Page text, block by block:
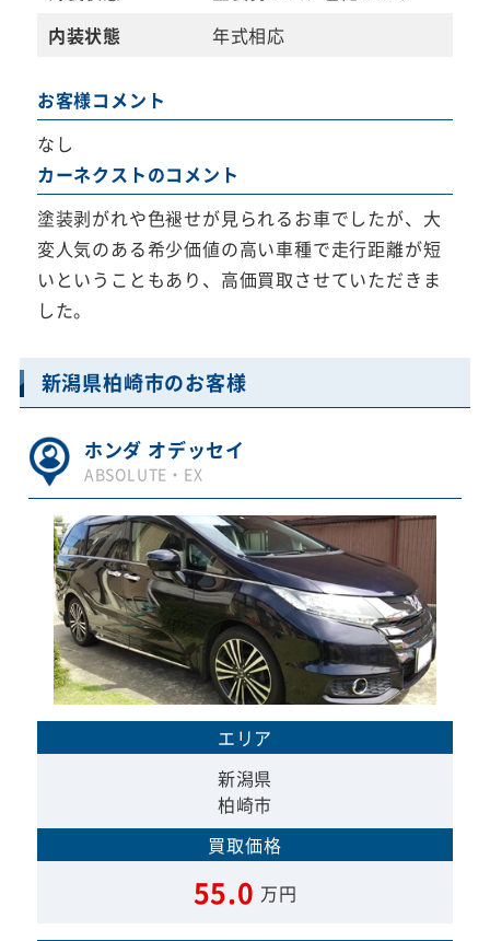
内装状態
年式相応
お客様コメント
なし
カーネクストのコメント
塗装剥がれや色褪せが見られるお車でしたが、大
変人気のある希少価値の高い車種で走行距離が短
いということもあり、高価買取させていただきま
した。
新潟県柏崎市のお客様
ホンダ オデッセイ
ABSOLUTE・EX
エリア
新潟県
柏崎市
買取価格
55.0 万円